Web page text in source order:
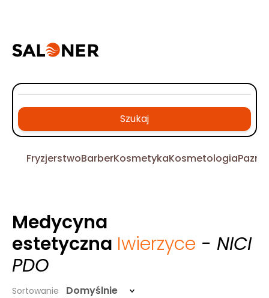
Szukaj
FryzjerstwoBarberKosmetykaKosmetologia
Medycyna
estetyczna Iwierzyce - NICI
PDO
Sortowanie Domyślnie